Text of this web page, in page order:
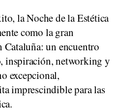
la Noche de la Estética
como la gran
Cataluña: un encuentro
inspiración, networking y
excepcional,
imprescindible para las